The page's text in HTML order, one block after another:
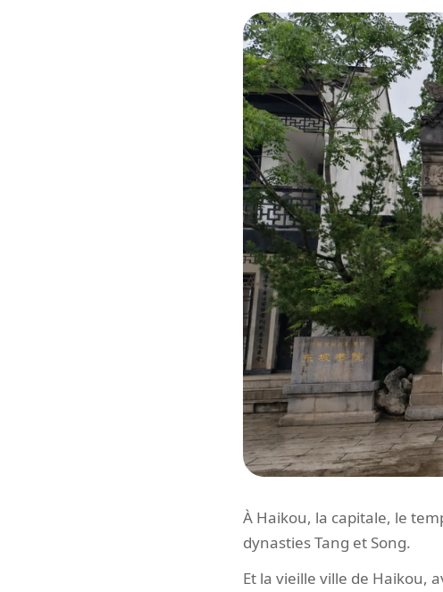
À Haikou, la capitale, le
dynasties Tang et Song.
Et la vieille ville de Haikou,